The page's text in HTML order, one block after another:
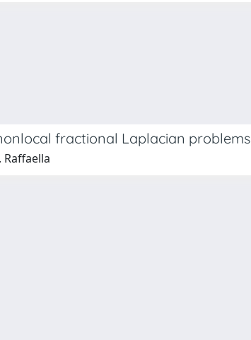
fractional Laplacian problems
Raffaella